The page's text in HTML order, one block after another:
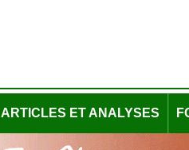
ARTICLES ET ANALYSES